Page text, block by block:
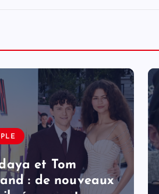
et Tom
: de nouveaux